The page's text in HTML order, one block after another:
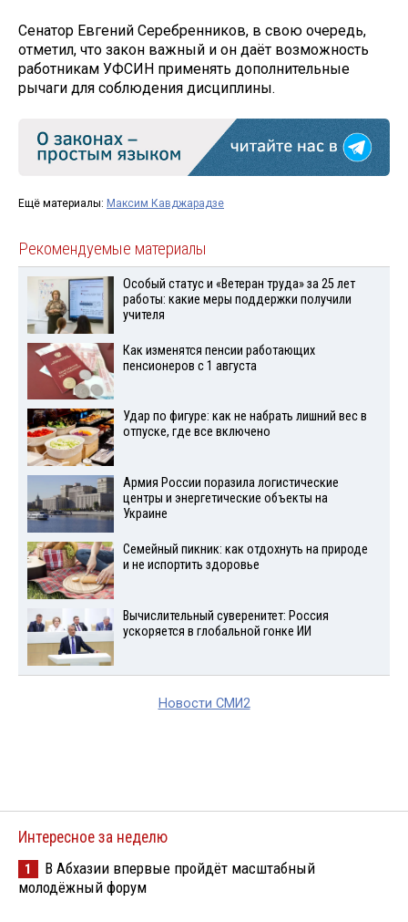
Сенатор Евгений Серебренников, в свою очередь,
отметил, что закон важный и он даёт возможность
работникам УФСИН применять дополнительные
рычаги для соблюдения дисциплины.
Ещё материалы: Максим Кавджарадзе
Рекомендуемые материалы
Особый статус и «Ветеран труда» за 25 лет
работы: какие меры поддержки получили
учителя
Как изменятся пенсии работающих
пенсионеров с 1 августа
Удар по фигуре: как не набрать лишний вес в
отпуске, где все включено
Армия России поразила логистические
центры и энергетические объекты на
Украине
Семейный пикник: как отдохнуть на природе
и не испортить здоровье
Вычислительный суверенитет: Россия
ускоряется в глобальной гонке ИИ
Новости СМИ2
Интересное за неделю
1
В Абхазии впервые пройдёт масштабный
молодёжный форум